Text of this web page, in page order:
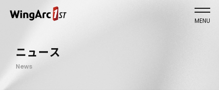
MENU
ニュース
News